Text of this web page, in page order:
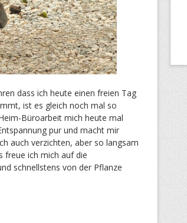
dass ich heute einen freien Tag
ist es gleich noch mal so
Büroarbeit mich heute mal
pur und macht mir
auch verzichten, aber so langsam
freue ich mich auf die
schnellstens von der Pflanze